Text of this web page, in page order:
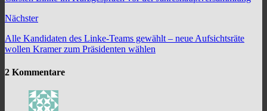
Nächster
Alle Kandidaten des Linke-Teams gewählt – neue Aufsichtsräte
wollen Kramer zum Präsidenten wählen
2 Kommentare